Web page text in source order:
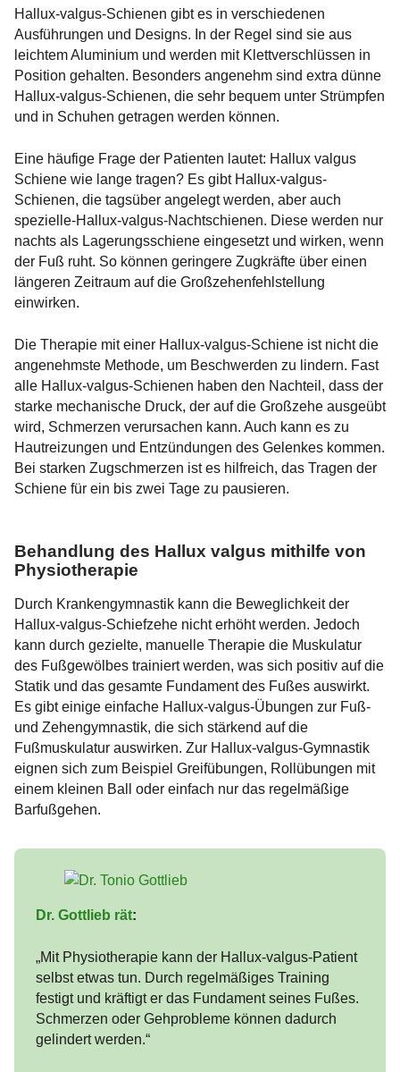
Hallux-valgus-Schienen gibt es in verschiedenen
Ausführungen und Designs. In der Regel sind sie aus
leichtem Aluminium und werden mit Klettverschlüssen in
Position gehalten. Besonders angenehm sind extra dünne
Hallux-valgus-Schienen, die sehr bequem unter Strümpfen
und in Schuhen getragen werden können.
Eine häufige Frage der Patienten lautet: Hallux valgus
Schiene wie lange tragen? Es gibt Hallux-valgus-
Schienen, die tagsüber angelegt werden, aber auch
spezielle-Hallux-valgus-Nachtschienen. Diese werden nur
nachts als Lagerungsschiene eingesetzt und wirken, wenn
der Fuß ruht. So können geringere Zugkräfte über einen
längeren Zeitraum auf die Großzehenfehlstellung
einwirken.
Die Therapie mit einer Hallux-valgus-Schiene ist nicht die
angenehmste Methode, um Beschwerden zu lindern. Fast
alle Hallux-valgus-Schienen haben den Nachteil, dass der
starke mechanische Druck, der auf die Großzehe ausgeübt
wird, Schmerzen verursachen kann. Auch kann es zu
Hautreizungen und Entzündungen des Gelenkes kommen.
Bei starken Zugschmerzen ist es hilfreich, das Tragen der
Schiene für ein bis zwei Tage zu pausieren.
Behandlung des Hallux valgus mithilfe von
Physiotherapie
Durch Krankengymnastik kann die Beweglichkeit der
Hallux-valgus-Schiefzehe nicht erhöht werden. Jedoch
kann durch gezielte, manuelle Therapie die Muskulatur
des Fußgewölbes trainiert werden, was sich positiv auf die
Statik und das gesamte Fundament des Fußes auswirkt.
Es gibt einige einfache Hallux-valgus-Übungen zur Fuß-
und Zehengymnastik, die sich stärkend auf die
Fußmuskulatur auswirken. Zur Hallux-valgus-Gymnastik
eignen sich zum Beispiel Greifübungen, Rollübungen mit
einem kleinen Ball oder einfach nur das regelmäßige
Barfußgehen.
Dr. Gottlieb rät:
„Mit Physiotherapie kann der Hallux-valgus-Patient
selbst etwas tun. Durch regelmäßiges Training
festigt und kräftigt er das Fundament seines Fußes.
Schmerzen oder Gehprobleme können dadurch
gelindert werden.“